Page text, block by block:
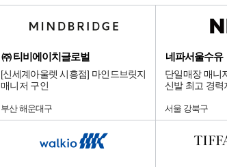
㈜ 티비에이치글로벌
[신세계아울렛 시흥점] 마인드브릿지
매니저 구인
부산 해운대구
네파서울수유
단일매장 매니
신발 최고 경
서울 강북구